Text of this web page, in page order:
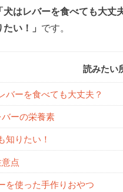
「犬はレバーを食べても大
い！」 です。
読みたい
バーを食べても大丈夫？
バーの栄養素
知りたい！
点
を使った手作りおやつ